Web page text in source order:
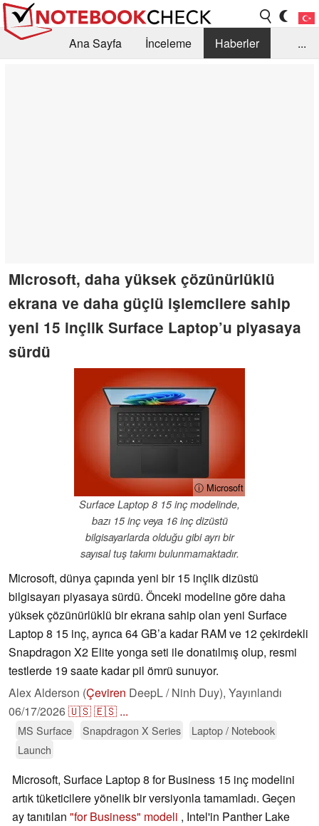
Ana Sayfa İnceleme
Haberler
...
Microsoft, daha yüksek çözünürlüklü
ekrana ve daha güçlü işlemcilere sahip
yeni 15 inçlik Surface Laptop’u piyasaya
sürdü
ⓘ Microsoft
Surface Laptop 8 15 inç modelinde,
bazı 15 inç veya 16 inç dizüstü
bilgisayarlarda olduğu gibi ayrı bir
sayısal tuş takımı bulunmamaktadır.
Microsoft, dünya çapında yeni bir 15 inçlik dizüstü
bilgisayarı piyasaya sürdü. Önceki modeline göre daha
yüksek çözünürlüklü bir ekrana sahip olan yeni Surface
Laptop 8 15 inç, ayrıca 64 GB’a kadar RAM ve 12 çekirdekli
Snapdragon X2 Elite yonga seti ile donatılmış olup, resmi
testlerde 19 saate kadar pil ömrü sunuyor.
Alex Alderson (Çeviren DeepL / Ninh Duy), Yayınlandı
06/17/2026🇺🇸🇪🇸 ...
MS Surface Snapdragon X Series
Laptop / Notebook
Launch
Microsoft, Surface Laptop 8 for Business 15 inç modelini
artık tüketicilere yönelik bir versiyonla tamamladı. Geçen
ay tanıtılan "for Business" modeli , Intel'in Panther Lake